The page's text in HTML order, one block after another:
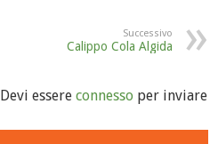
Successivo
Calippo Cola Algida
Devi essereconnesso per inviare